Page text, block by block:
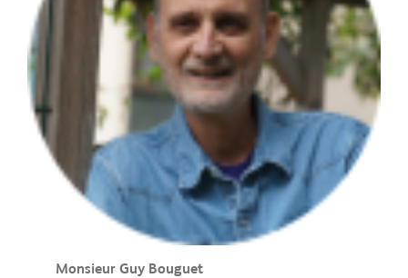
Monsieur Guy Bouguet